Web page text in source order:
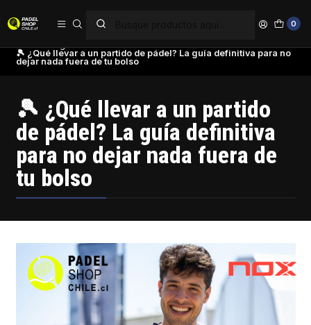
0
🎾 ¿Qué llevar a un partido de pádel? La guía definitiva para no
dejar nada fuera de tu bolso
🎾 ¿Qué llevar a un partido
de pádel? La guía definitiva
para no dejar nada fuera de
tu bolso